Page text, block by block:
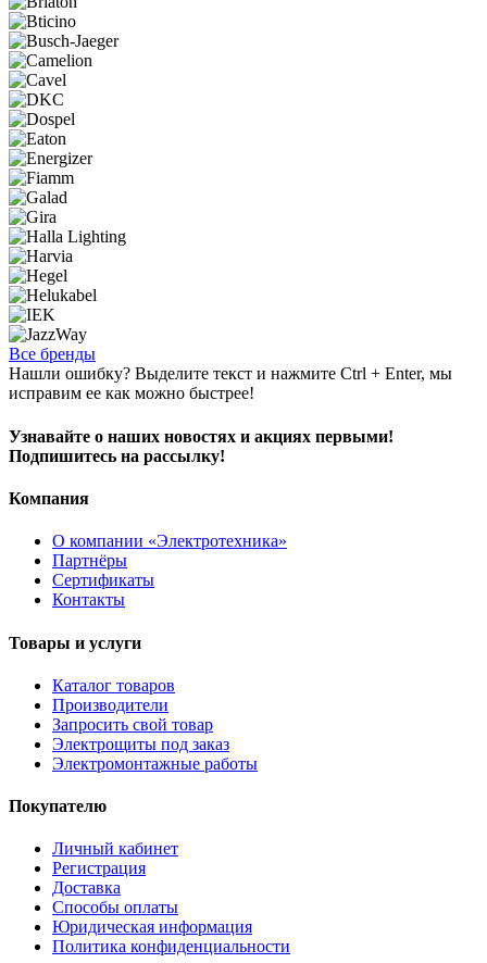
Все бренды
Нашли ошибку? Выделите текст и нажмите Ctrl + Enter, мы
исправим ее как можно быстрее!
Узнавайте о наших новостях и акциях первыми!
Подпишитесь на рассылку!
Компания
О компании «Электротехника»
Партнёры
Сертификаты
Контакты
Товары и услуги
Каталог товаров
Производители
Запросить свой товар
Электрощиты под заказ
Электромонтажные работы
Покупателю
Личный кабинет
Регистрация
Доставка
Способы оплаты
Юридическая информация
Политика конфиденциальности